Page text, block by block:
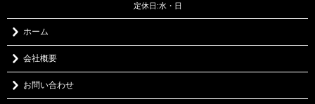
定休日:水・日
ホーム
会社概要
お問い合わせ